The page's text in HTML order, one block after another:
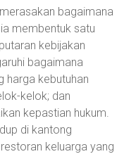
bagaimana
membentuk satu
kebijakan
bagaimana
harga kebutuhan
kelok; dan
kepastian hukum.
di kantong
keluarga yang